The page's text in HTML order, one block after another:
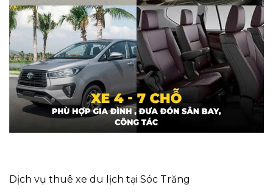
Dịch vụ thuê xe du lịch tại Sóc Trăng